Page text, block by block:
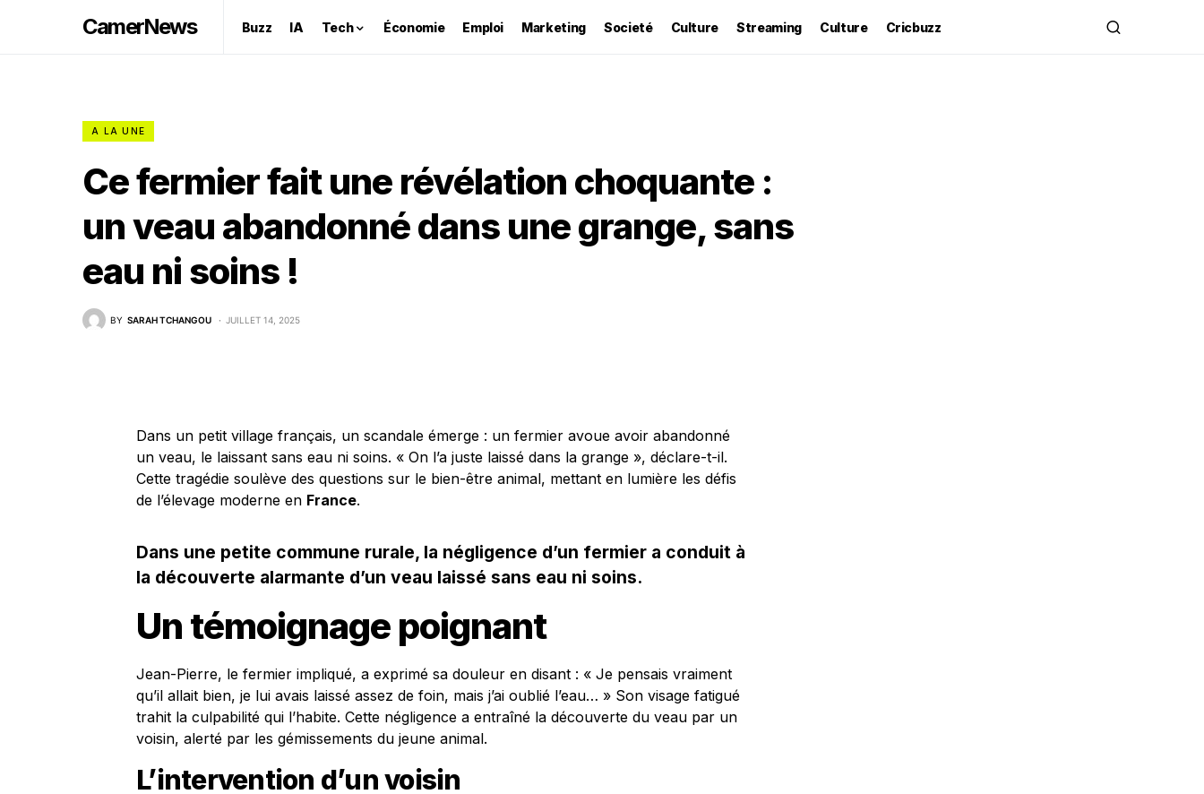
CamerNews Buzz IA Tech Économie Emploi Marketing Societé Culture Streaming Culture Cricbuzz
A LA UNE
Ce fermier fait une révélation choquante :
un veau abandonné dans une grange, sans
eau ni soins !
BY SARAH TCHANGOU JUILLET 14, 2025
Dans un petit village français, un scandale émerge : un fermier avoue avoir abandonné
un veau, le laissant sans eau ni soins. « On l’a juste laissé dans la grange », déclare-t-il.
Cette tragédie soulève des questions sur le bien-être animal, mettant en lumière les défis
de l’élevage moderne en France.
Dans une petite commune rurale, la négligence d’un fermier a conduit à
la découverte alarmante d’un veau laissé sans eau ni soins.
Un témoignage poignant
Jean-Pierre, le fermier impliqué, a exprimé sa douleur en disant : « Je pensais vraiment
qu’il allait bien, je lui avais laissé assez de foin, mais j’ai oublié l’eau… » Son visage fatigué
trahit la culpabilité qui l’habite. Cette négligence a entraîné la découverte du veau par un
voisin, alerté par les gémissements du jeune animal.
L’intervention d’un voisin